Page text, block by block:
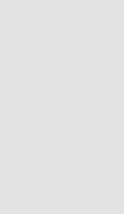
der
Recht
vielen